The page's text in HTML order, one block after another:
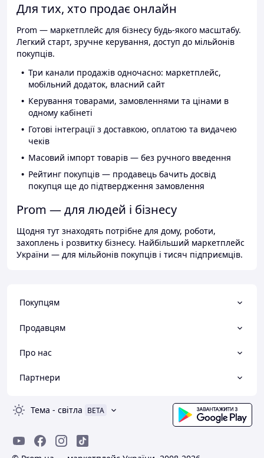
Для тих, хто продає онлайн
Prom — маркетплейс для бізнесу будь-якого масштабу.
Легкий старт, зручне керування, доступ до мільйонів
покупців.
Три канали продажів одночасно: маркетплейс,
мобільний додаток, власний сайт
Керування товарами, замовленнями та цінами в
одному кабінеті
Готові інтеграції з доставкою, оплатою та видачею
чеків
Масовий імпорт товарів — без ручного введення
Рейтинг покупців — продавець бачить досвід
покупця ще до підтвердження замовлення
Prom — для людей і бізнесу
Щодня тут знаходять потрібне для дому, роботи,
захоплень і розвитку бізнесу. Найбільший маркетплейс
України — для мільйонів покупців і тисяч підприємців.
Покупцям
Продавцям
Про нас
Партнери
Тема - світла BETA